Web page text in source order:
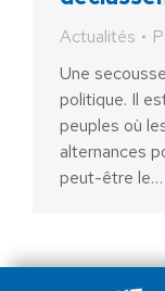
Actualités
Une
politique. Il
peuples où
alternances
peut-être le…